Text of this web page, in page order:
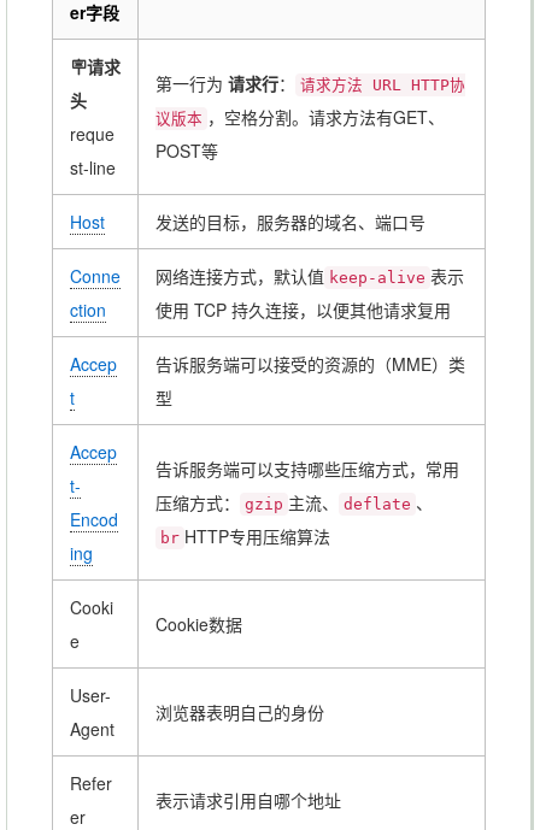
er字段
🪧请求
头
reque
st-line
第一行为 请求行：
请求方法 URL HTTP协
议版本 ，空格分割。请求方法有GET、
POST等
Host 发送的目标，服务器的域名、端口号
Conne
ction
网络连接方式，默认值 keep-alive 表示
使用 TCP 持久连接，以便其他请求复用
Accep
t
告诉服务端可以接受的资源的（MME）类
型
Accep
t-
Encod
ing
告诉服务端可以支持哪些压缩方式，常用
压缩方式：
gzip 主流、 deflate 、
br HTTP专用压缩算法
Cooki
e
Cookie数据
User-
Agent
浏览器表明自己的身份
Refer
er
表示请求引用自哪个地址